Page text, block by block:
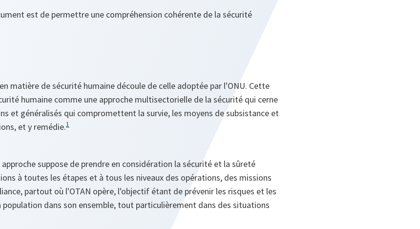
est de permettre une compréhension cohérente de la sécurité
matière de sécurité humaine découle de celle adoptée par l'ONU. Cette
humaine comme une approche multisectorielle de la sécurité qui cerne
et généralisés qui compromettent la survie, les moyens de subsistance et
et y remédie.1
suppose de prendre en considération la sécurité et la sûreté
à toutes les étapes et à tous les niveaux des opérations, des missions
partout où l'OTAN opère, l'objectif étant de prévenir les risques et les
population dans son ensemble, tout particulièrement dans des situations